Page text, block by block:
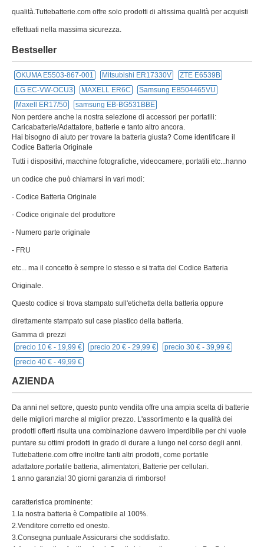
qualità.Tuttebatterie.com offre solo prodotti di altissima qualità per acquisti
effettuati nella massima sicurezza.
Bestseller
OKUMA E5503-867-001 Mitsubishi ER17330V
ZTE E6539B
LG EC-VW-OCU3
MAXELL ER6C
Samsung EB504465VU
Maxell ER17/50
samsung EB-BG531BBE
Non perdere anche la nostra selezione di accessori per portatili:
Caricabatterie/Adattatore, batterie e tanto altro ancora.
Hai bisogno di aiuto per trovare la batteria giusta? Come identificare il
Codice Batteria Originale
Tutti i dispositivi, macchine fotografiche, videocamere, portatili etc...hanno
un codice che può chiamarsi in vari modi:
- Codice Batteria Originale
- Codice originale del produttore
- Numero parte originale
- FRU
etc... ma il concetto è sempre lo stesso e si tratta del Codice Batteria
Originale.
Questo codice si trova stampato sull'etichetta della batteria oppure
direttamente stampato sul case plastico della batteria.
Gamma di prezzi
precio 10 € - 19,99 € precio 20 € - 29,99 € precio 30 € - 39,99 €
precio 40 € - 49,99 €
AZIENDA
Da anni nel settore, questo punto vendita offre una ampia scelta di batterie
delle migliori marche al miglior prezzo. L'assortimento e la qualità dei
prodotti offerti risulta una combinazione davvero imperdibile per chi vuole
puntare su ottimi prodotti in grado di durare a lungo nel corso degli anni.
Tuttebatterie.com offre inoltre tanti altri prodotti, come portatile
adattatore,portatile batteria, alimentatori, Batterie per cellulari.
1 anno garanzia! 30 giorni garanzia di rimborso!
caratteristica prominente:
1.la nostra batteria è Compatibile al 100%.
2.Venditore corretto ed onesto.
3.Consegna puntuale Assicurarsi che soddisfatto.